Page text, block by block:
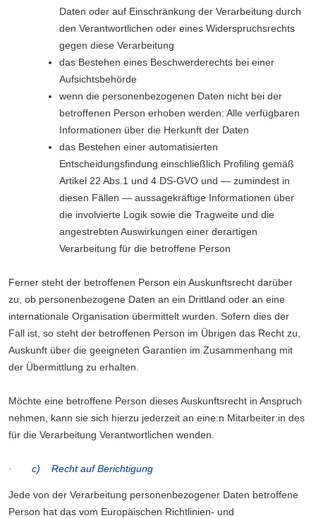
Daten oder auf Einschränkung der Verarbeitung durch
den Verantwortlichen oder eines Widerspruchsrechts
gegen diese Verarbeitung
das Bestehen eines Beschwerderechts bei einer
Aufsichtsbehörde
wenn die personenbezogenen Daten nicht bei der
betroffenen Person erhoben werden: Alle verfügbaren
Informationen über die Herkunft der Daten
das Bestehen einer automatisierten
Entscheidungsfindung einschließlich Profiling gemäß
Artikel 22 Abs.1 und 4 DS-GVO und — zumindest in
diesen Fällen — aussagekräftige Informationen über
die involvierte Logik sowie die Tragweite und die
angestrebten Auswirkungen einer derartigen
Verarbeitung für die betroffene Person
Ferner steht der betroffenen Person ein Auskunftsrecht darüber
zu, ob personenbezogene Daten an ein Drittland oder an eine
internationale Organisation übermittelt wurden. Sofern dies der
Fall ist, so steht der betroffenen Person im Übrigen das Recht zu,
Auskunft über die geeigneten Garantien im Zusammenhang mit
der Übermittlung zu erhalten.
Möchte eine betroffene Person dieses Auskunftsrecht in Anspruch
nehmen, kann sie sich hierzu jederzeit an eine:n Mitarbeiter:in des
für die Verarbeitung Verantwortlichen wenden.
· c) Recht auf Berichtigung
Jede von der Verarbeitung personenbezogener Daten betroffene
Person hat das vom Europäischen Richtlinien- und